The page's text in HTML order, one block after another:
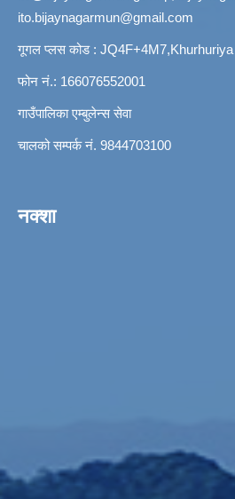
ito.bijaynagarmun@gmail.com
गूगल प्लस कोड :
फोन नं.: 166076552001
गाउँपालिका एम्बुलेन्स सेवा
चालको सम्पर्क नं. 9844703100
नक्शा